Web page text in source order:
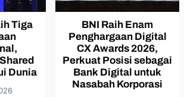
Tiga
Dunia
BNI Raih Enam
Penghargaan Digital
CX Awards 2026,
Perkuat Posisi sebagai
Bank Digital untuk
Nasabah Korporasi